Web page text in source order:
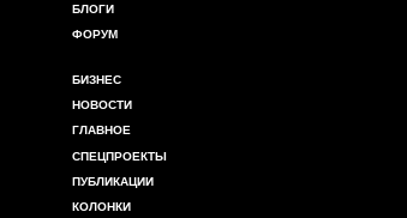
БЛОГИ
ФОРУМ
БИЗНЕС
НОВОСТИ
ГЛАВНОЕ
СПЕЦПРОЕКТЫ
ПУБЛИКАЦИИ
КОЛОНКИ